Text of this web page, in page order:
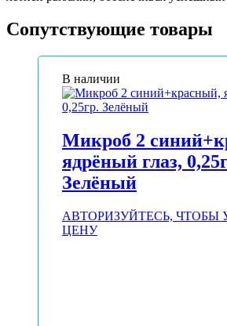
Сопутствующие товары
В наличии
Микроб 2
ядрёный глаз,
Зелёный
АВТОРИЗУЙТЕСЬ, ЧТОБЫ
ЦЕНУ